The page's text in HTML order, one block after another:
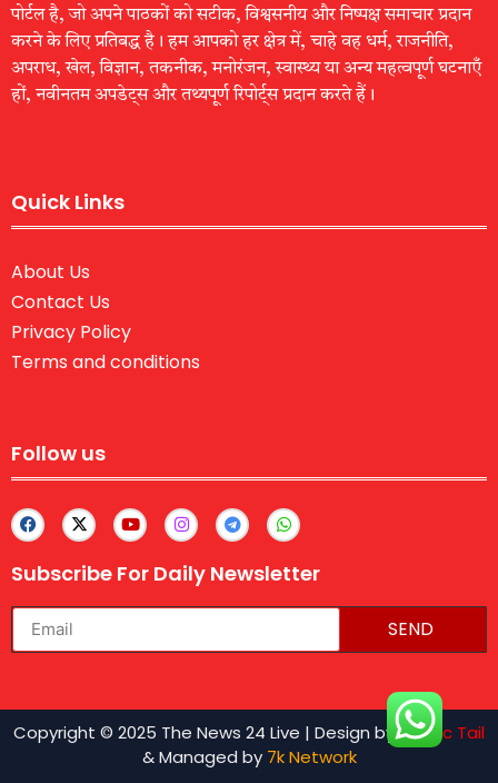
पोर्टल है, जो अपने पाठकों को सटीक, विश्वसनीय और निष्पक्ष समाचार प्रदान
करने के लिए प्रतिबद्ध है। हम आपको हर क्षेत्र में, चाहे वह धर्म, राजनीति,
अपराध, खेल, विज्ञान, तकनीक, मनोरंजन, स्वास्थ्य या अन्य महत्वपूर्ण घटनाएँ
हों, नवीनतम अपडेट्स और तथ्यपूर्ण रिपोर्ट्स प्रदान करते हैं।
Quick Links
About Us
Contact Us
Privacy Policy
Terms and conditions
Follow us
Subscribe For Daily Newsletter
SEND
Copyright © 2025 The News 24 Live | Design byTraffic Tail
& Managed by 7k Network